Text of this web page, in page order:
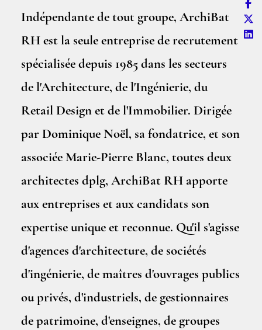
Indépendante de tout groupe, ArchiBat
RH est la seule entreprise de recrutement
spécialisée depuis 1985 dans les secteurs
de l'Architecture, de l'Ingénierie, du
Retail Design et de l'Immobilier. Dirigée
par Dominique Noël, sa fondatrice, et son
associée Marie-Pierre Blanc, toutes deux
architectes dplg, ArchiBat RH apporte
aux entreprises et aux candidats son
expertise unique et reconnue. Qu'il s'agisse
d'agences d'architecture, de sociétés
d'ingénierie, de maîtres d'ouvrages publics
ou privés, d'industriels, de gestionnaires
de patrimoine, d'enseignes, de groupes